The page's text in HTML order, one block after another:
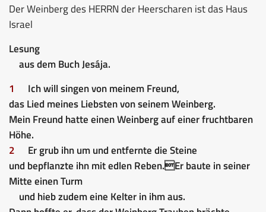
Der Weinberg des HERRN der Heerscharen ist das Haus
Israel
Lesung
aus dem Buch Jesája.
1
Ich will singen von meinem Freund,
das Lied meines Liebsten von seinem Weinberg.
Mein Freund hatte einen Weinberg auf einer fruchtbaren
Höhe.
2
Er grub ihn um und entfernte die Steine
und bepflanzte ihn mit edlen Reben.Er baute in seiner
Mitte einen Turm
und hieb zudem eine Kelter in ihm aus.